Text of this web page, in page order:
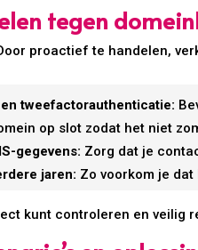
tegen
proactief te handelen,
tweefactorauthenticatie:
op slot zodat het niet
gegevens: Zorg dat je
jaren: Zo voorkom je
kunt controleren en veilig